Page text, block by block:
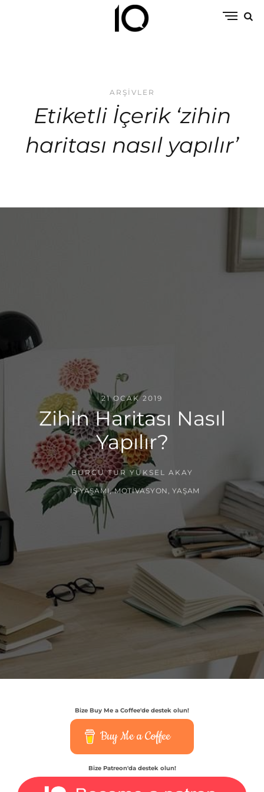
ARŞIVLER
Etiketli İçerik ‘zihin
haritası nasıl yapılır’
21 OCAK 2019
Zihin Haritası Nasıl
Yapılır?
BURCU TUR YÜKSEL AKAY
İŞ YAŞAMI,MOTIVASYON ,YAŞAM
Bize Buy Me a Coffee'de destek olun!
Buy Me a Coffee
Bize Patreon'da destek olun!